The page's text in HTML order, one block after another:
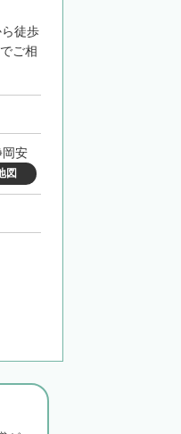
徒歩
ご相
安
図